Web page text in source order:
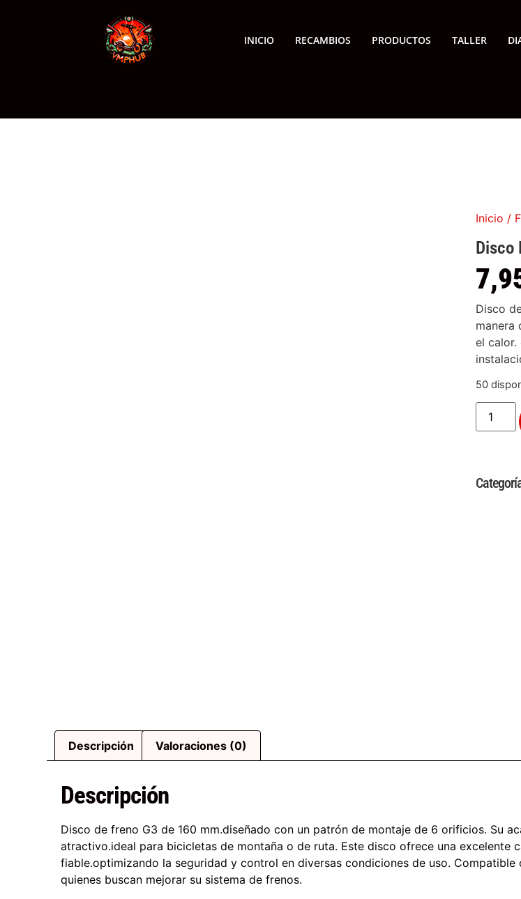
INICIO RECAMBIOS PRODUCTOS TALLER
Inicio /
Disco
Disco
manera
el calor.
50
Descripción Valoraciones (0)
Descripción
Disco de freno G3 de 160 mm.diseñado con un patrón de montaje de 6 orificios. Su
atractivo.ideal para bicicletas de montaña o de ruta. Este disco ofrece una
fiable.optimizando la seguridad y control en diversas condiciones de uso.
quienes buscan mejorar su sistema de frenos.